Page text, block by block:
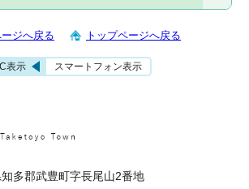
ジへ戻る トップページへ戻る
表示 スマートフォン表示
多郡武豊町字長尾山2番地